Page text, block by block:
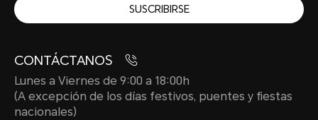
SUSCRIBIRSE
CONTÁCTANOS
Lunes a Viernes de 9:00 a 18:00h
(A excepción de los días festivos, puentes y fiestas
nacionales)